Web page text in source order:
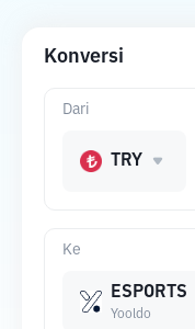
Konversi
Ke
ESPORTS
Yooldo
Dari
TRY